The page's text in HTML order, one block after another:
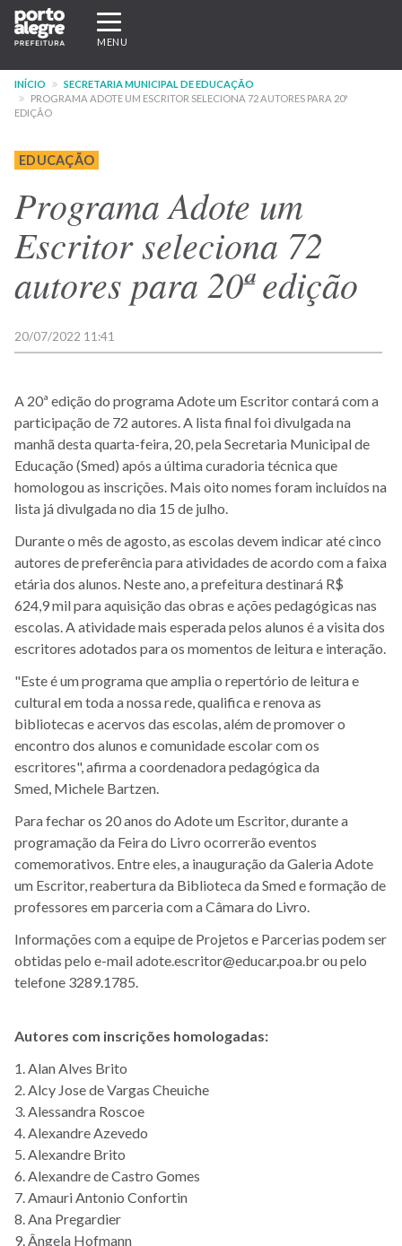
Pular
para
conteúdo
principal
Expandir/recolher
navegação
MENU
INÍCIO
SECRETARIA MUNICIPAL DE EDUCAÇÃO
PROGRAMA ADOTE UM ESCRITOR SELECIONA 72 AUTORES PARA 20ª
EDIÇÃO
EDUCAÇÃO
Programa Adote um
Escritor seleciona 72
autores para 20ª edição
20/07/2022 11:41
A 20ª edição do programa Adote um Escritor contará com a
participação de 72 autores. A lista final foi divulgada na
manhã desta quarta-feira, 20, pela Secretaria Municipal de
Educação (Smed) após a última curadoria técnica que
homologou as inscrições. Mais oito nomes foram incluídos na
lista já divulgada no dia 15 de julho.
Durante o mês de agosto, as escolas devem indicar até cinco
autores de preferência para atividades de acordo com a faixa
etária dos alunos. Neste ano, a prefeitura destinará R$
624,9 mil para aquisição das obras e ações pedagógicas nas
escolas. A atividade mais esperada pelos alunos é a visita dos
escritores adotados para os momentos de leitura e interação.
"Este é um programa que amplia o repertório de leitura e
cultural em toda a nossa rede, qualifica e renova as
bibliotecas e acervos das escolas, além de promover o
encontro dos alunos e comunidade escolar com os
escritores", afirma a coordenadora pedagógica da
Smed, Michele Bartzen.
Para fechar os 20 anos do Adote um Escritor, durante a
programação da Feira do Livro ocorrerão eventos
comemorativos. Entre eles, a inauguração da Galeria Adote
um Escritor, reabertura da Biblioteca da Smed e formação de
professores em parceria com a Câmara do Livro.
Informações com a equipe de Projetos e Parcerias podem ser
obtidas pelo e-mail adote.escritor@educar.poa.br ou pelo
telefone 3289.1785.
Autores com inscrições homologadas:
1. Alan Alves Brito
2. Alcy Jose de Vargas Cheuiche
3. Alessandra Roscoe
4. Alexandre Azevedo
5. Alexandre Brito
6. Alexandre de Castro Gomes
7. Amauri Antonio Confortin
8. Ana Pregardier
9. Ângela Hofmann